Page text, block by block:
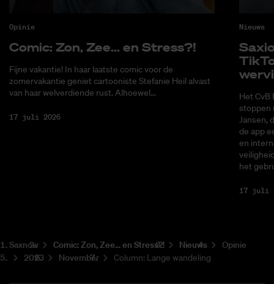
Opinie
Co­mic: Zon, Zee... en Stress?!
Fijne vakantie! In haar laatste comic voor de
zomervakantie geniet cartooniste Stefanie Heil alvast
van haar welverdiende rust. Alhoewel...
17 juli 2026
Nieuws
Het CvB
stoppen
Jansen,
de app
en
het
17 juli
Saxnow Co­mic: Zon, Zee... en Stress?! Nieuws
Opinie
2023
November Column: Lange wandeling